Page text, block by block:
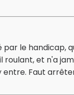
le handicap,
roulant, et n'a
entre. Faut